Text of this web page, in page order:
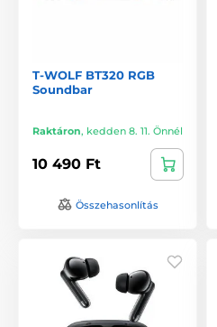
T-WOLF BT320 RGB
Soundbar
Raktáron, kedden 8. 11. Önnél
10 490 Ft
Összehasonlítás